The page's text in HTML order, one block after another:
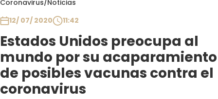
Coronavirus/Noticias
12/ 07/ 2020
11:42
Estados Unidos preocupa al
mundo por su acaparamiento
de posibles vacunas contra el
coronavirus
Club De La Comedia
Contigo en Directo
Plan Perfecto
El Tiempo
Sabingo
Todos Los Programas